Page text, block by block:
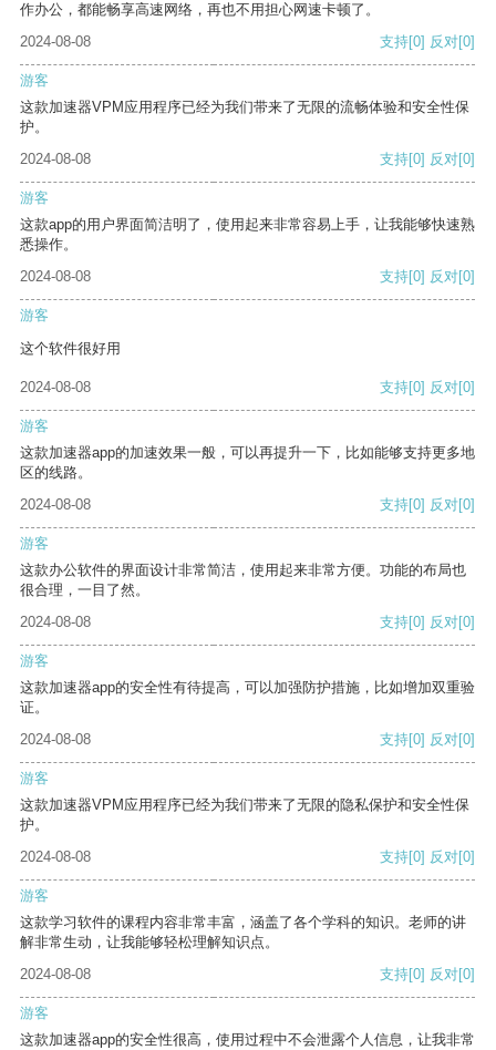
作办公，都能畅享高速网络，再也不用担心网速卡顿了。
2024-08-08
支持[0] 反对[0]
游客
这款加速器VPM应用程序已经为我们带来了无限的流畅体验和安全性保
护。
2024-08-08
支持[0] 反对[0]
游客
这款app的用户界面简洁明了，使用起来非常容易上手，让我能够快速熟
悉操作。
2024-08-08
支持[0] 反对[0]
游客
这个软件很好用
2024-08-08 支持[0] 反对[0]
游客
这款加速器app的加速效果一般，可以再提升一下，比如能够支持更多地
区的线路。
2024-08-08
支持[0] 反对[0]
游客
这款办公软件的界面设计非常简洁，使用起来非常方便。功能的布局也
很合理，一目了然。
2024-08-08
支持[0] 反对[0]
游客
这款加速器app的安全性有待提高，可以加强防护措施，比如增加双重验
证。
2024-08-08
支持[0] 反对[0]
游客
这款加速器VPM应用程序已经为我们带来了无限的隐私保护和安全性保
护。
2024-08-08
支持[0] 反对[0]
游客
这款学习软件的课程内容非常丰富，涵盖了各个学科的知识。老师的讲
解非常生动，让我能够轻松理解知识点。
2024-08-08
支持[0] 反对[0]
游客
这款加速器app的安全性很高，使用过程中不会泄露个人信息，让我非常